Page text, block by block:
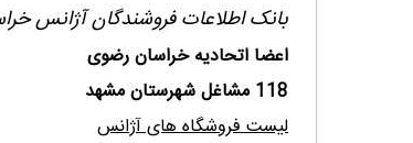
بانک اطلاعات فروشندگان آژانس
اعضا اتحادیه خراسان رضوی
118 مشاغل شهرستان مشهد
لیست فروشگاه های آژانس